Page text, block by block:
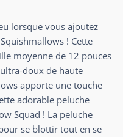
lorsque vous ajoutez
! Cette
moyenne de 12 pouces
doux de haute
apporte une touche
adorable peluche
Squad ! La peluche
se blottir tout en se